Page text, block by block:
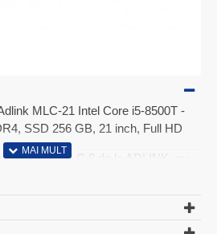
MLC-21 Intel Core i5-8500T -
SSD 256 GB, 21 inch, Full HD
medicale MLC 8 de la ADLINK, cu
MLC 8 este proiectată cu capacități
igienice, complet etanșe și